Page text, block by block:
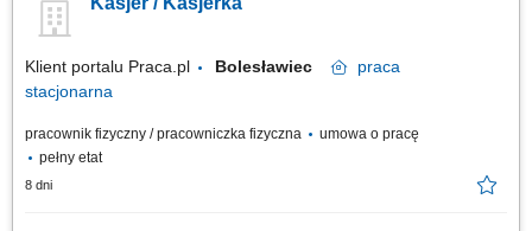
Przygotowywanie dokumentów sprzedażowych i prowadzenie rozliczeń
kasowych. Informowanie klientów o dostępnych usługach oraz
Klient portalu Praca.pl Bolesławiec
praca
stacjonarna
pracownik fizyczny / pracowniczka fizyczna
umowa o pracę
pełny etat
8 dni